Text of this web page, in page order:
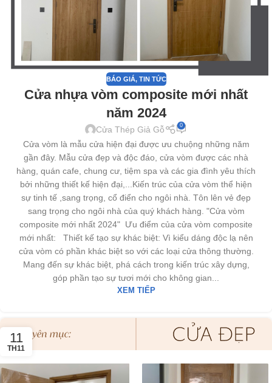
BÁO GIÁ, TIN TỨC
Cửa nhựa vòm composite mới nhất
năm 2024
Cửa Thép Giả Gỗ 0
Cửa vòm là mẫu cửa hiện đại được ưu chuộng những năm
gần đây. Mẫu cửa đẹp và độc đáo, cửa vòm được các nhà
hàng, quán cafe, chung cư, tiệm spa và các gia đình yêu thích
bởi những thiết kế hiện đại,...Kiến trúc của cửa vòm thể hiện
sự tinh tế ,sang trọng, cổ điển cho ngôi nhà. Tôn lên vẻ đẹp
sang trọng cho ngôi nhà của quý khách hàng. "Cửa vòm
composite mới nhất 2024" Ưu điểm của cửa vòm composite
mới nhất: Thiết kế tạo sự khác biệt: Vì kiểu dáng độc lạ nên
cửa vòm có phần khác biệt so với các loại cửa thông thường.
Mang đến sự khác biệt, phá cách trong kiến trúc xây dựng,
góp phần tạo sự tươi mới cho không gian...
XEM TIẾP
11
TH11